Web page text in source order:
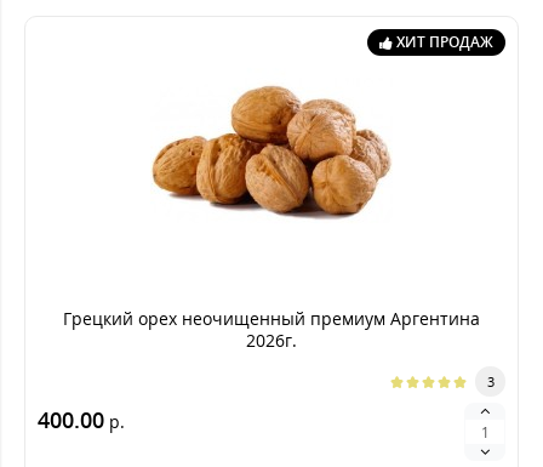
ХИТ ПРОДАЖ
Грецкий орех неочищенный премиум Аргентина
2026г.
3
400.00 р.